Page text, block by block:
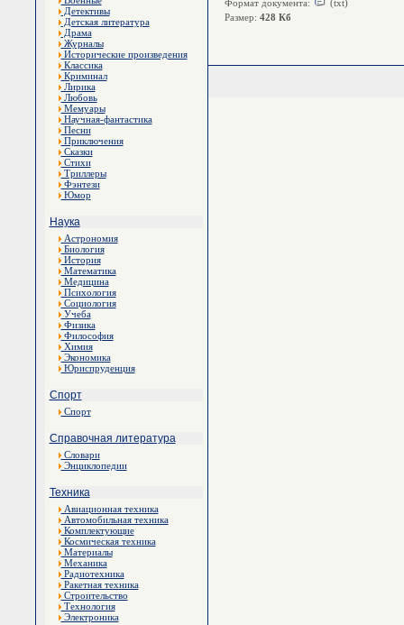
Детективы
Детская литература
Драма
Журналы
Исторические произведения
Классика
Криминал
Лирика
Любовь
Мемуары
Научная-фантастика
Песни
Приключения
Сказки
Стихи
Триллеры
Фэнтези
Юмор
Наука
Астрономия
Биология
История
Математика
Медицина
Психология
Социология
Учеба
Физика
Философия
Химия
Экономика
Юриспруденция
Спорт
Спорт
Справочная литература
Словари
Энциклопедии
Техника
Авиационная техника
Автомобильная техника
Комплектующие
Космическая техника
Материалы
Механика
Радиотехника
Ракетная техника
Строительство
Технология
Электроника
Формат документа:
(txt)
Размер: 428 Кб